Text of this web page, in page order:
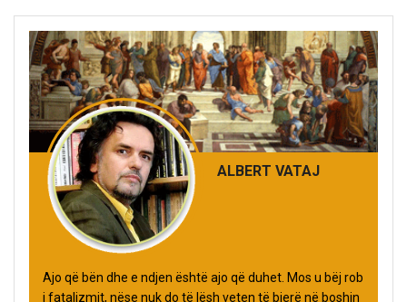
ALBERT VATAJ
Ajo që bën dhe e ndjen është ajo që duhet. Mos u bëj rob
i fatalizmit, nëse nuk do të lësh veten të bjerë në boshin